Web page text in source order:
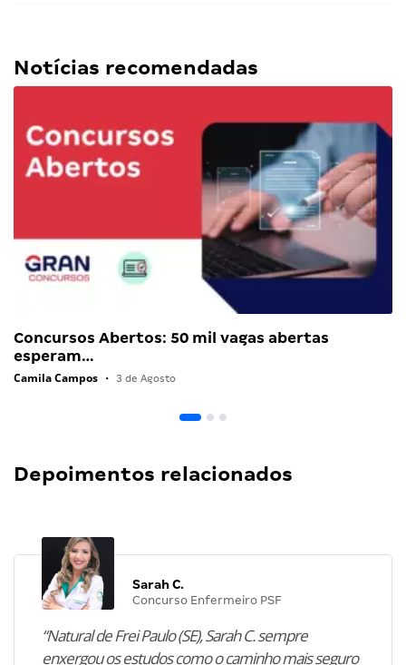
Notícias recomendadas
Concursos Abertos: 50 mil vagas abertas
esperam…
Camila Campos • 3 de Agosto
Depoimentos relacionados
Sarah C.
Concurso Enfermeiro PSF
“Natural de Frei Paulo (SE), Sarah C. sempre
enxergou os estudos como o caminho mais seguro